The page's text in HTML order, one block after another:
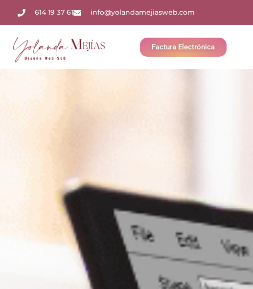
614 19 37 61 info@yolandamejiasweb.com
Factura Electrónica